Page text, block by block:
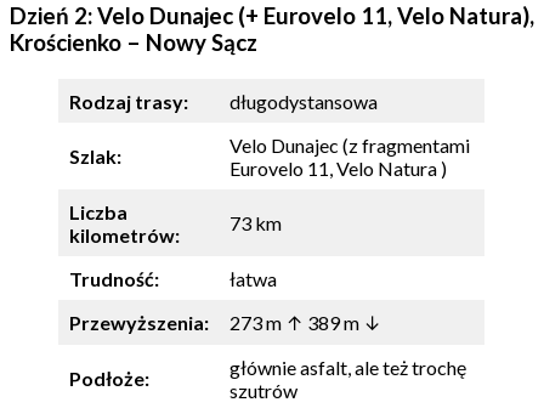
Dzień 2: Velo Dunajec (+ Eurovelo 11, Velo Natura),
Krościenko – Nowy Sącz
Rodzaj trasy: długodystansowa
Szlak:
Velo Dunajec (z fragmentami
Eurovelo 11, Velo Natura )
Liczba
kilometrów:
73 km
Trudność:
łatwa
Przewyższenia:
273 m ↑ 389 m ↓
Podłoże:
głównie asfalt, ale też trochę
szutrów